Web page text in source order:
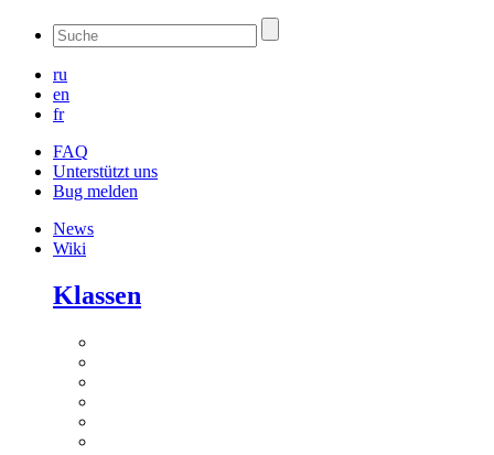
ru
en
fr
FAQ
Unterstützt uns
Bug melden
News
Wiki
Klassen